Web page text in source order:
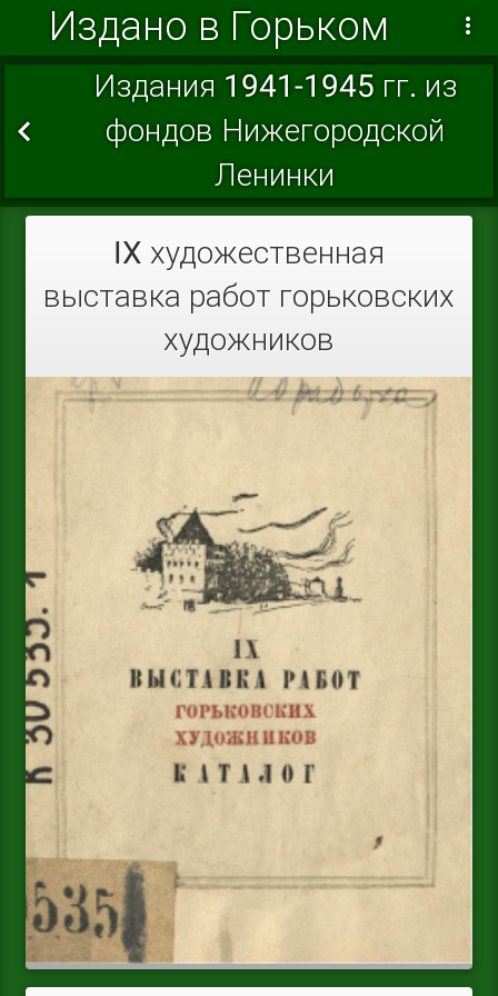
Издано в Горьком
Издания 1941-1945 гг. из
фондов Нижегородской
Ленинки
IX художественная
выставка работ горьковских
художников